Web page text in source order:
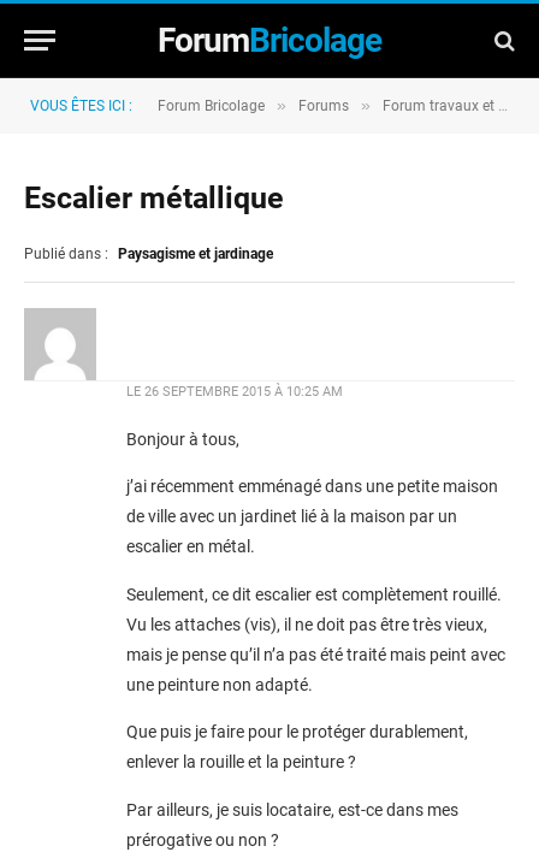
ForumBricolage
VOUS ÊTES ICI : Forum Bricolage » Forums » Forum travaux et rénovation
Escalier métallique
Publié dans : Paysagisme et jardinage
LE 26 SEPTEMBRE 2015 À 10:25 AM
Bonjour à tous,
j’ai récemment emménagé dans une petite maison
de ville avec un jardinet lié à la maison par un
escalier en métal.
Seulement, ce dit escalier est complètement rouillé.
Vu les attaches (vis), il ne doit pas être très vieux,
mais je pense qu’il n’a pas été traité mais peint avec
une peinture non adapté.
Que puis je faire pour le protéger durablement,
enlever la rouille et la peinture ?
Par ailleurs, je suis locataire, est-ce dans mes
prérogative ou non ?